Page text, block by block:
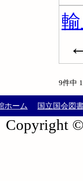
輸
9件中
ホーム 国立国会図
Copyright